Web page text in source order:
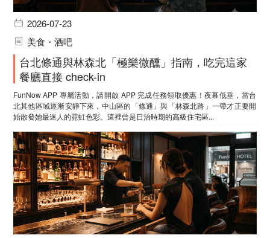
2026-07-23
美食・酒吧
台北條通與林森北「極樂微醺」指南，吃完這家
餐廳直接 check-in
FunNow APP 專屬活動，請開啟 APP 完成任務領取優惠！夜幕低垂，當台
北其他區域逐漸安靜下來，中山區的「條通」與「林森北路」一帶才正要開
始散發她最迷人的霓虹色彩。這裡曾是日治時期的高級住宅區...